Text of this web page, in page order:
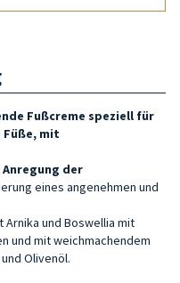
Fußcreme speziell für
mit
Anregung der
eines angenehmen und
Arnika und Boswellia mit
und mit weichmachendem
Olivenöl.